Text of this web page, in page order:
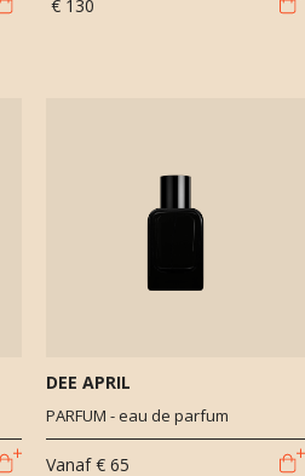
€ 130
DEE APRIL
PARFUM - eau de parfum
Vanaf € 65